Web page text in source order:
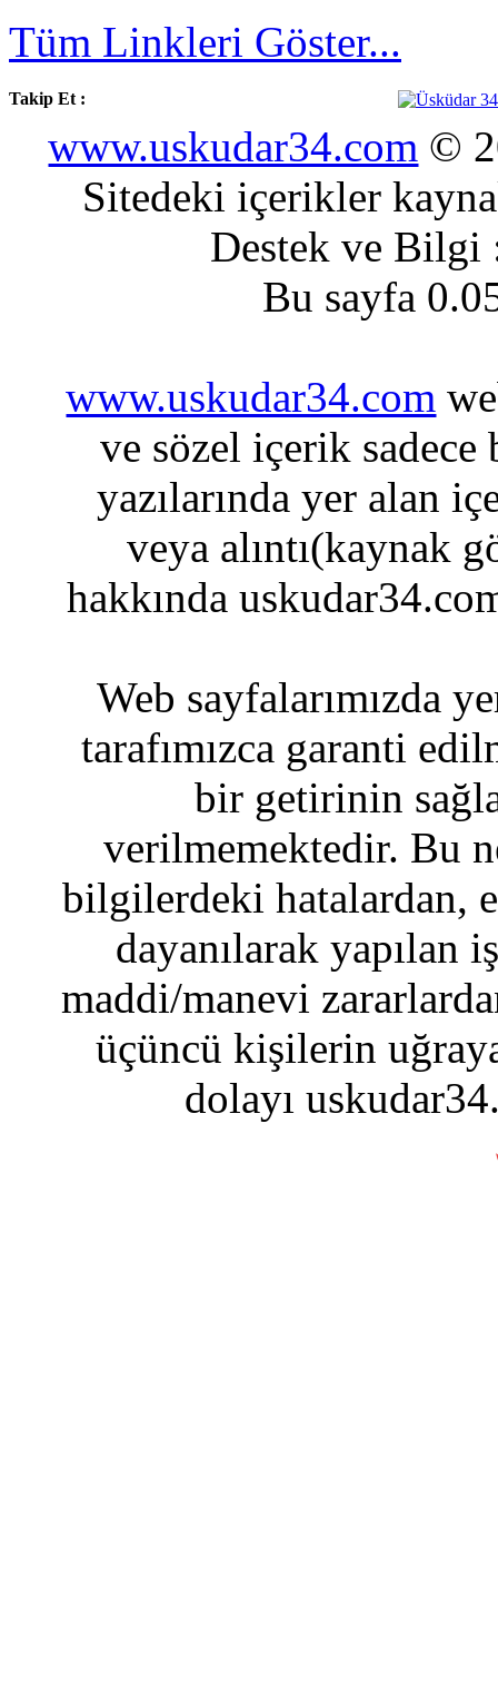
Tüm Linkleri Göster...
Takip Et :
www.uskudar34.com ©
Sitedeki içerikler
Destek ve
Bu sayfa
www.uskudar34.com
ve sözel içerik sadece
yazılarında yer alan
veya alıntı(kaynak
hakkında
Web sayfalarımızda
tarafımızca garanti
bir getirinin
verilmemektedir. Bu
bilgilerdeki hatalardan,
dayanılarak yapılan
maddi/manevi
üçüncü kişilerin
dolayı